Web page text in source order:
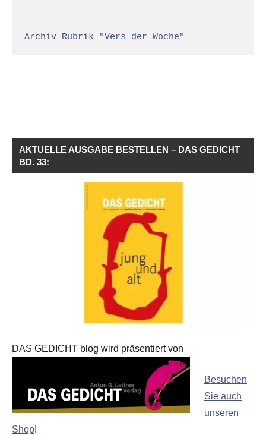
Archiv Rubrik "Vers der Woche"
AKTUELLE AUSGABE BESTELLEN – DAS GEDICHT
BD. 33:
DAS GEDICHT blog wird präsentiert von
Besuchen
Sie auch
unseren
Shop!